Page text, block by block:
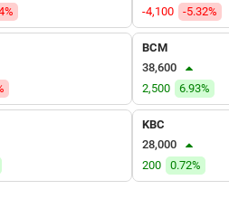
-4,100
-5.32%
BCM
38,600
2,500
6.93%
KBC
28,000
200
0.72%